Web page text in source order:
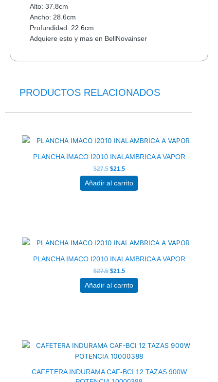
Alto: 37.8cm
Ancho: 28.6cm
Profundidad: 22.6cm
Adquiere esto y mas en BellNovainser
PRODUCTOS RELACIONADOS
PLANCHA IMACO I2010 INALAMBRICA A VAPOR
$27.5
original
era:
$27.5.
$21.5
actual
es:
$21.5.
Añadir al carrito
PLANCHA IMACO I2010 INALAMBRICA A VAPOR
$27.5
original
era:
$27.5.
$21.5
actual
es:
$21.5.
Añadir al carrito
CAFETERA INDURAMA CAF-BCI 12 TAZAS 900W
original
era:
$46.0.
actual
es:
$35.5.